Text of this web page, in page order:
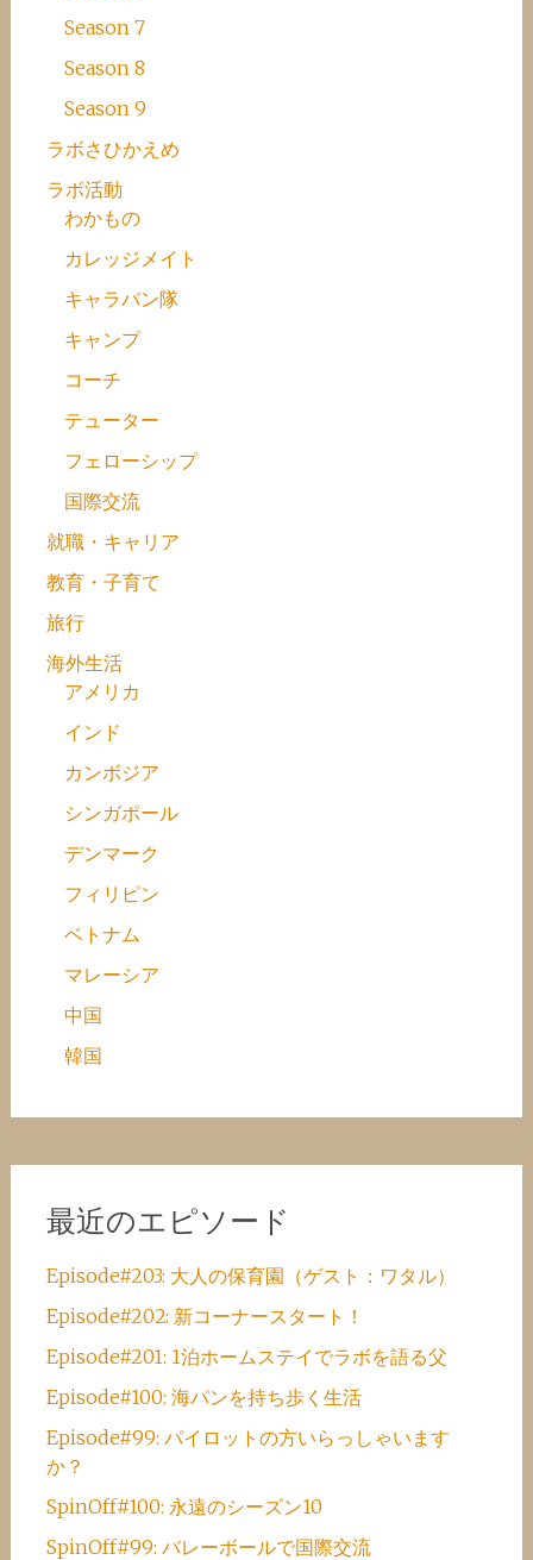
Season 7
Season 8
Season 9
ラボさひかえめ
ラボ活動
わかもの
カレッジメイト
キャラバン隊
キャンプ
コーチ
テューター
フェローシップ
国際交流
就職・キャリア
教育・子育て
旅行
海外生活
アメリカ
インド
カンボジア
シンガポール
デンマーク
フィリピン
ベトナム
マレーシア
中国
韓国
最近のエピソード
Episode#203: 大人の保育園（ゲスト：ワタル）
Episode#202: 新コーナースタート！
Episode#201: 1泊ホームステイでラボを語る父
Episode#100: 海パンを持ち歩く生活
Episode#99: パイロットの方いらっしゃいます
か？
SpinOff#100: 永遠のシーズン10
SpinOff#99: バレーボールで国際交流